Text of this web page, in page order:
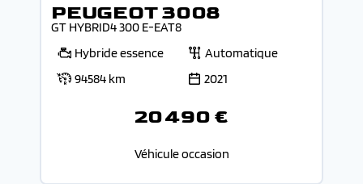
PEUGEOT 3008
GT HYBRID4 300 E-EAT8
Hybride essence
Automatique
94584 km
2021
20 490 €
Véhicule occasion